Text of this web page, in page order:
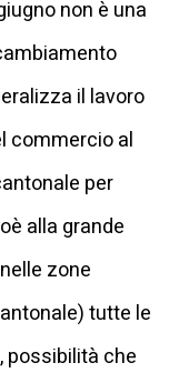
non è una
il lavoro
commercio al
per
alla grande
zone
tutte le
possibilità che